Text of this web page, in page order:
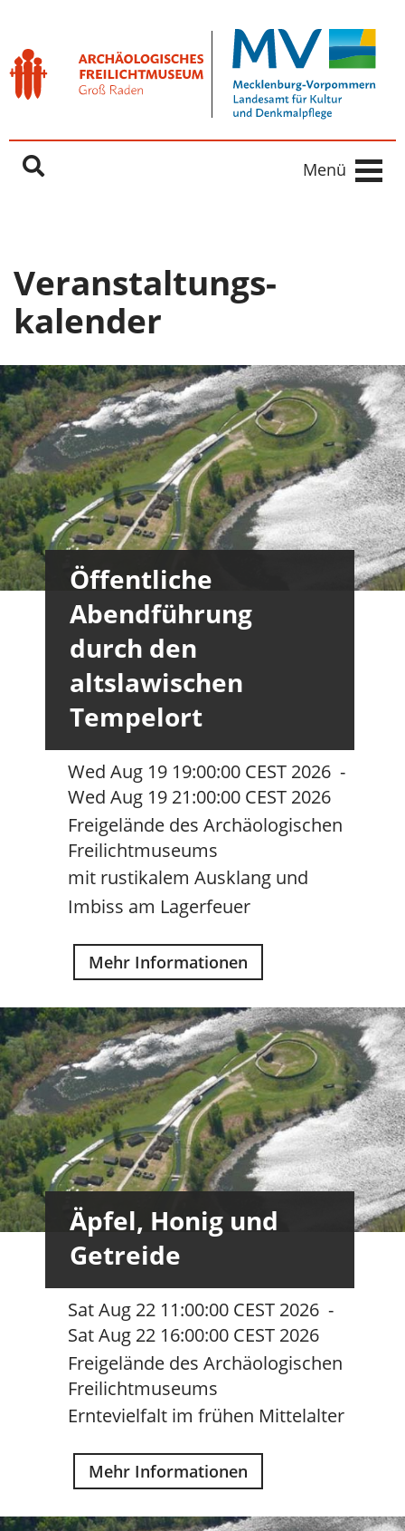
Springe direkt zu:
Inhaltsbereich
Hauptnavigation
Menü
Veranstaltungs­
kalender
Öffentliche
Abendführung
durch den
altslawischen
Tempelort
Wed Aug 19 19:00:00 CEST 2026 -
Wed Aug 19 21:00:00 CEST 2026
Freigelände des Archäologischen
Freilichtmuseums
mit rustikalem Ausklang und
Imbiss am Lagerfeuer
Mehr Informationen
Äpfel, Honig und
Getreide
Sat Aug 22 11:00:00 CEST 2026 -
Sat Aug 22 16:00:00 CEST 2026
Freigelände des Archäologischen
Freilichtmuseums
Erntevielfalt im frühen Mittelalter
Mehr Informationen